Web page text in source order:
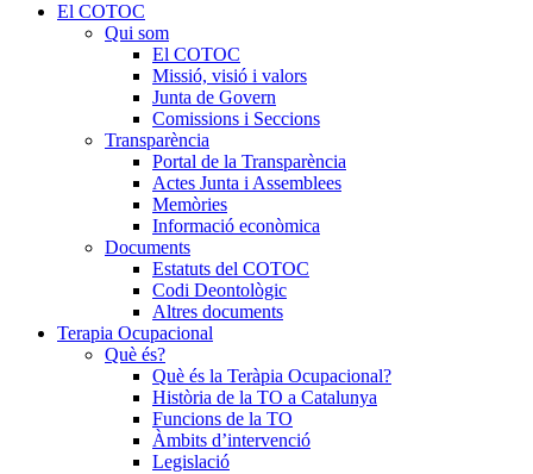
El COTOC
Qui som
El COTOC
Missió, visió i valors
Junta de Govern
Comissions i Seccions
Transparència
Portal de la Transparència
Actes Junta i Assemblees
Memòries
Informació econòmica
Documents
Estatuts del COTOC
Codi Deontològic
Altres documents
Terapia Ocupacional
Què és?
Què és la Teràpia Ocupacional?
Història de la TO a Catalunya
Funcions de la TO
Àmbits d’intervenció
Legislació